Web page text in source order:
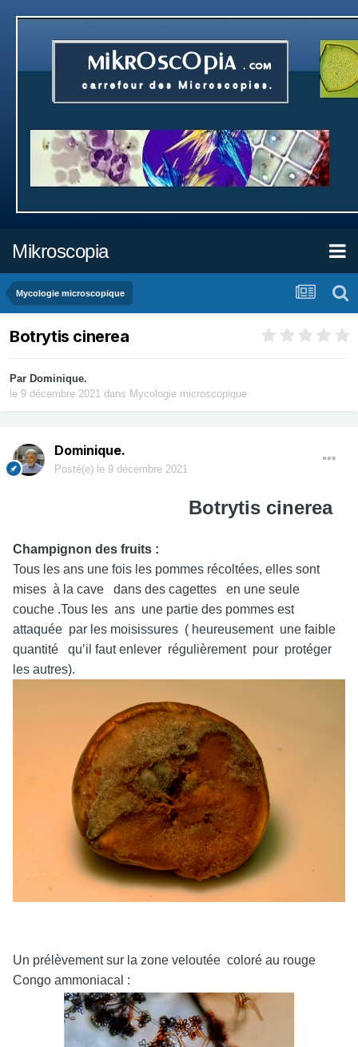
Mikroscopia
Mycologie microscopique
Botrytis cinerea
Par Dominique.
le 9 décembre 2021 dans Mycologie microscopique
Dominique.
Posté(e) le 9 décembre 2021
Botrytis cinerea
Champignon des fruits :
Tous les ans une fois les pommes récoltées, elles sont
mises à la cave dans des cagettes en une seule
couche .Tous les ans une partie des pommes est
attaquée par les moisissures ( heureusement une faible
quantité qu’il faut enlever régulièrement pour protéger
les autres).
Un prélèvement sur la zone veloutée coloré au rouge
Congo ammoniacal :